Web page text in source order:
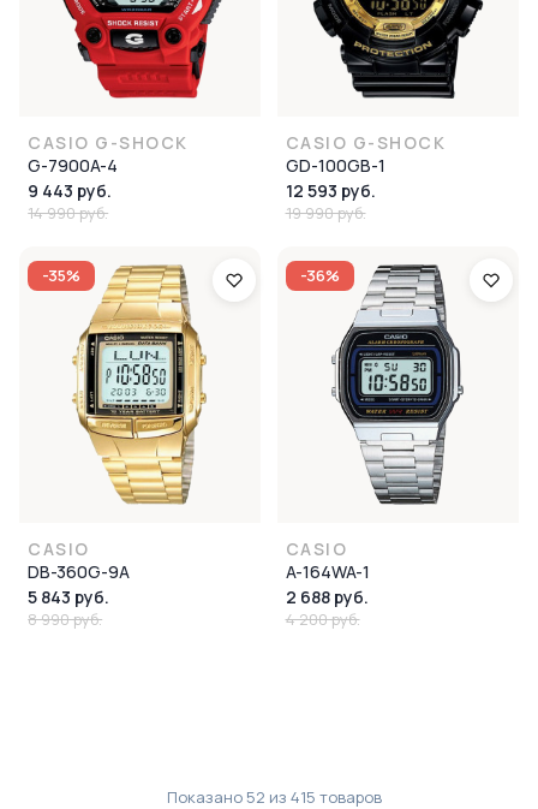
CASIO G-SHOCK
G-7900A-4
9 443 руб.
14 990 руб.
CASIO G-SHOCK
GD-100GB-1
12 593 руб.
19 990 руб.
-35%
CASIO
DB-360G-9A
5 843 руб.
8 990 руб.
-36%
CASIO
A-164WA-1
2 688 руб.
4 200 руб.
Показано 52 из 415 товаров